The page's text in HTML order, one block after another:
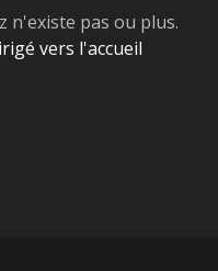
n'existe pas ou plus.
vers l'accueil